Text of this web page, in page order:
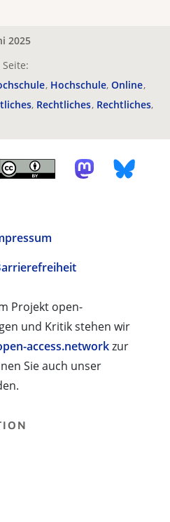
2025
Hochschule Online
Rechtliches Rechtliches
Projekt open-
und Kritik stehen wir
access.networkzur
Sie auch unser